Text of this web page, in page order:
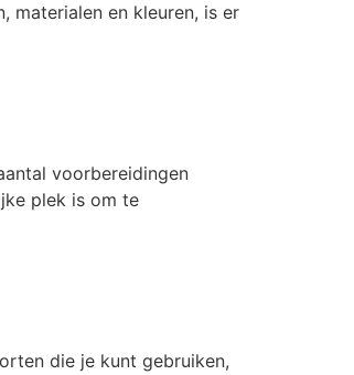
materialen en kleuren, is er
voorbereidingen
plek is om te
die je kunt gebruiken,